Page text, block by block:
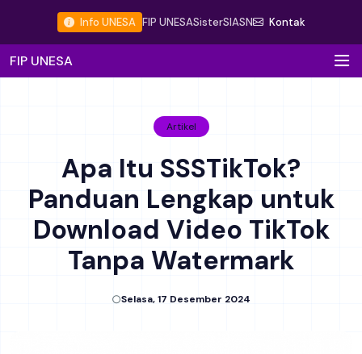
Info UNESA FIP UNESASisterSIASN Kontak
FIP UNESA
Artikel
Apa Itu SSSTikTok?
Panduan Lengkap untuk
Download Video TikTok
Tanpa Watermark
Selasa, 17 Desember 2024